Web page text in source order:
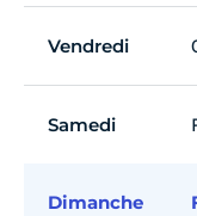
Vendredi
Samedi
Dimanche